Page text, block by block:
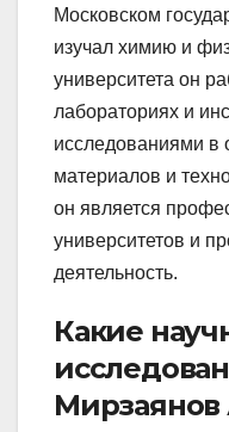
Московском
изучал химию и
университета он
лабораториях и
исследованиями в
материалов и
он является
университетов и
деятельность.
Какие
Мирзаянов